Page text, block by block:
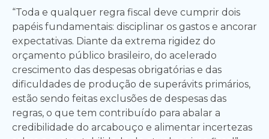
“Toda e qualquer regra fiscal deve cumprir dois
papéis fundamentais: disciplinar os gastos e ancorar
expectativas. Diante da extrema rigidez do
orçamento público brasileiro, do acelerado
crescimento das despesas obrigatórias e das
dificuldades de produção de superávits primários,
estão sendo feitas exclusões de despesas das
regras, o que tem contribuído para abalar a
credibilidade do arcabouço e alimentar incertezas